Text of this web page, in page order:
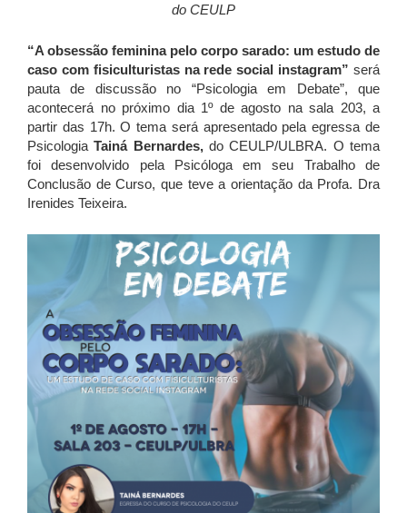
do CEULP
“A obsessão feminina pelo corpo sarado: um estudo de
caso com fisiculturistas na rede social instagram” será
pauta de discussão no “Psicologia em Debate”, que
acontecerá no próximo dia 1º de agosto na sala 203, a
partir das 17h. O tema será apresentado pela egressa de
PsicologiaTainá Bernardes,do CEULP/ULBRA. O tema
foi desenvolvido pela Psicóloga em seu Trabalho de
Conclusão de Curso, que teve a orientação da Profa. Dra
Irenides Teixeira.